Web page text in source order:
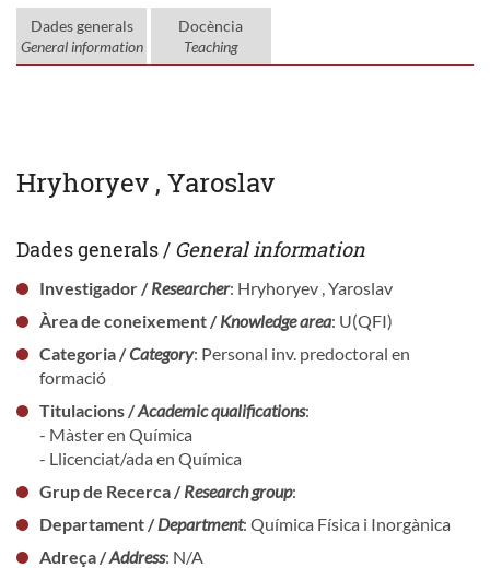
Dades generals
General information
Docència
Teaching
Hryhoryev , Yaroslav
Dades generals / General information
Investigador /Researcher: Hryhoryev , Yaroslav
Àrea de coneixement /Knowledge area: U(QFI)
Categoria /Category: Personal inv. predoctoral en
formació
Titulacions /Academic qualifications:
- Màster en Química
- Llicenciat/ada en Química
Grup de Recerca /Research group:
Departament /Department: Química Física i Inorgànica
Adreça /Address: N/A